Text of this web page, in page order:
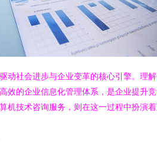
动社会进步与企业变革的核心引擎。理
效的企业信息化管理体系，是企业提升
机技术咨询服务，则在这一过程中扮演